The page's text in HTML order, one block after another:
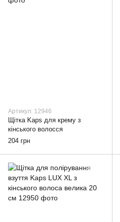
Артикул: 12946
Щітка Kaps для крему з
кінського волосся
204 грн